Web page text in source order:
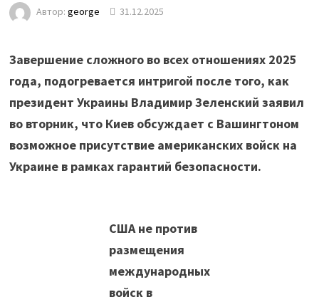
Автор: george 31.12.2025
Завершение сложного во всех отношениях 2025
года, подогревается интригой после того, как
президент Украины Владимир Зеленский заявил
во вторник, что Киев обсуждает с Вашингтоном
возможное присутствие американских войск на
Украине в рамках гарантий безопасности.
США не против
размещения
международных
войск в